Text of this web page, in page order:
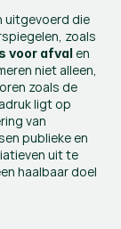
uitgevoerd die
voor afval
niet alleen,
ligt op
van
publieke en
uit te
haalbaar doel